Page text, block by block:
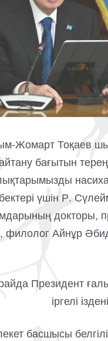
Жомарт Тоқаев
бағытын
үшін Р.
докторы,
Айнұр
Президент
іргелі
басшысы